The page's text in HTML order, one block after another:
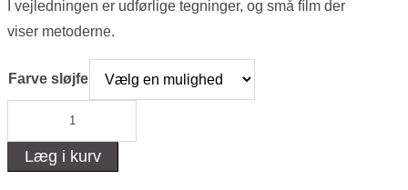
I vejledningen er udførlige tegninger, og små fílm der
viser metoderne.
Farve sløjfe
DIY-
Læg i kurv